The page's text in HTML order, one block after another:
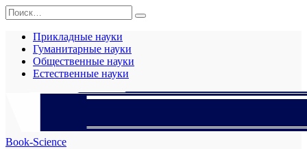
Перейти
к
содержанию
Search
for:
Прикладные науки
Гуманитарные науки
Общественные науки
Естественные науки
Book-Science